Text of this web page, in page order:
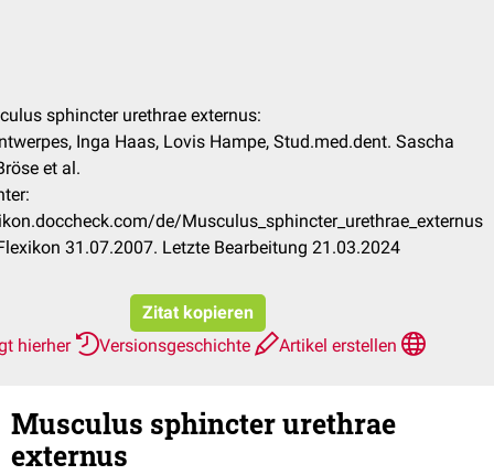
sphincter urethrae externus:
Inga Haas, Lovis Hampe, Stud.med.dent. Sascha
et al.
de/Musculus_sphincter_urethrae_externus
31.07.2007. Letzte Bearbeitung 21.03.2024
Zitat kopieren
hierher
Versionsgeschichte Artikel erstellen
Musculus sphincter urethrae
externus